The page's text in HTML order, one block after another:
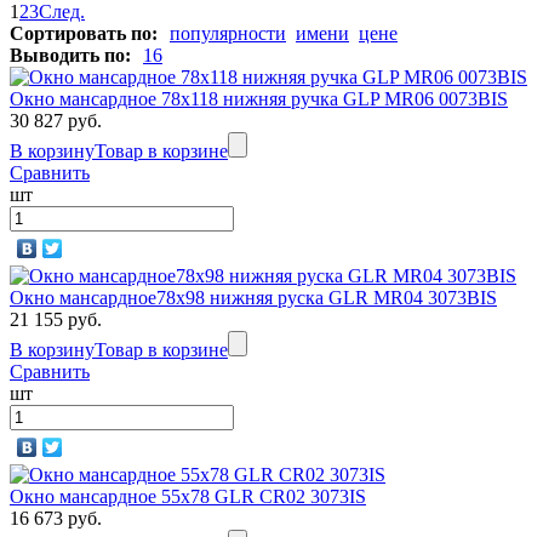
1 23След.
Сортировать по:
популярности имени цене
Выводить по:
16
Окно мансардное 78x118 нижняя ручка GLP MR06 0073BIS
30 827 руб.
В корзинуТовар в корзине
Сравнить
шт
Окно мансардное78х98 нижняя руска GLR MR04 3073BIS
21 155 руб.
В корзинуТовар в корзине
Сравнить
шт
Окно мансардное 55x78 GLR CR02 3073IS
16 673 руб.